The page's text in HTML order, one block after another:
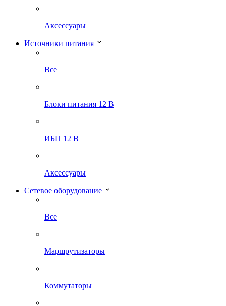
Аксессуары
Источники питания
Все
Блоки питания 12 В
ИБП 12 В
Аксессуары
Сетевое оборудование
Все
Маршрутизаторы
Коммутаторы